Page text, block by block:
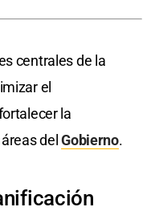
centrales de la
el
la
delGobierno.